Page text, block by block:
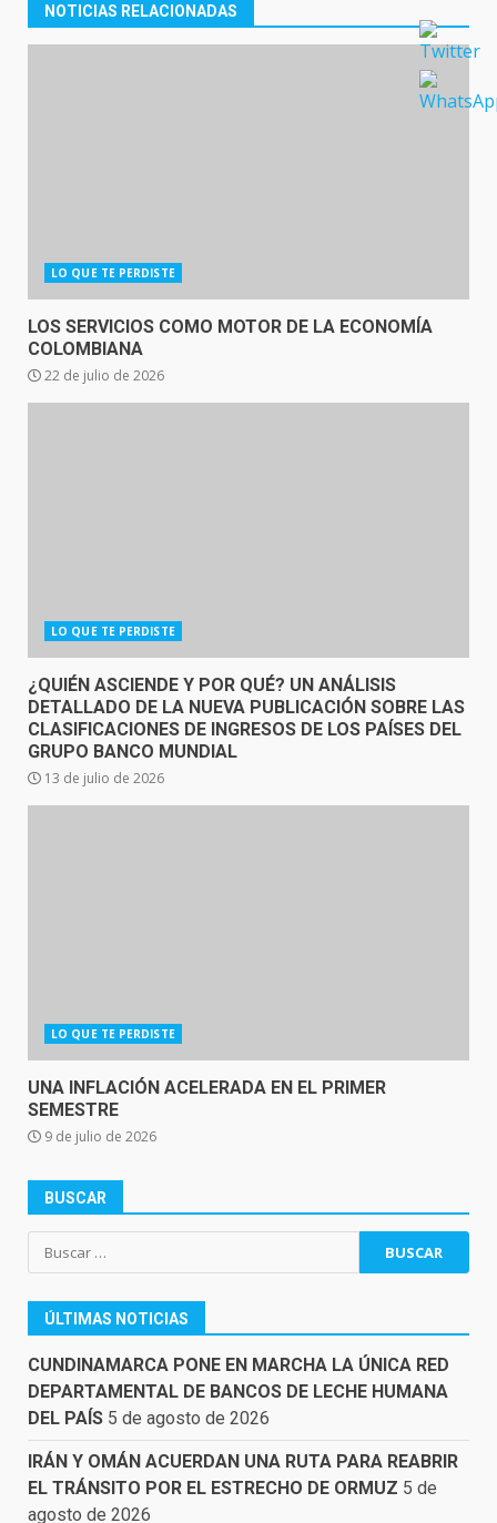
NOTICIAS RELACIONADAS
LO QUE TE PERDISTE
LOS SERVICIOS COMO MOTOR DE LA ECONOMÍA
COLOMBIANA
22 de julio de 2026
LO QUE TE PERDISTE
¿QUIÉN ASCIENDE Y POR QUÉ? UN ANÁLISIS
DETALLADO DE LA NUEVA PUBLICACIÓN SOBRE LAS
CLASIFICACIONES DE INGRESOS DE LOS PAÍSES DEL
GRUPO BANCO MUNDIAL
13 de julio de 2026
LO QUE TE PERDISTE
UNA INFLACIÓN ACELERADA EN EL PRIMER
SEMESTRE
9 de julio de 2026
BUSCAR
Buscar:
ÚLTIMAS NOTICIAS
CUNDINAMARCA PONE EN MARCHA LA ÚNICA RED
DEPARTAMENTAL DE BANCOS DE LECHE HUMANA
DEL PAÍS 5 de agosto de 2026
IRÁN Y OMÁN ACUERDAN UNA RUTA PARA REABRIR
EL TRÁNSITO POR EL ESTRECHO DE ORMUZ 5 de
agosto de 2026